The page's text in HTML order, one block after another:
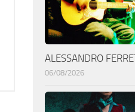
ALESSANDRO
06/08/2026